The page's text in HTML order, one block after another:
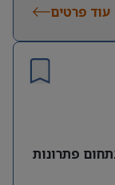
עוד פרטים
פתרונות